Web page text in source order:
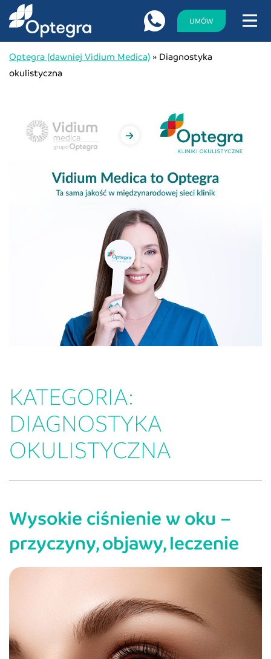
UMÓW
Optegra (dawniej Vidium Medica) » Diagnostyka
okulistyczna
KATEGORIA:
DIAGNOSTYKA
OKULISTYCZNA
Wysokie ciśnienie w oku –
przyczyny, objawy, leczenie